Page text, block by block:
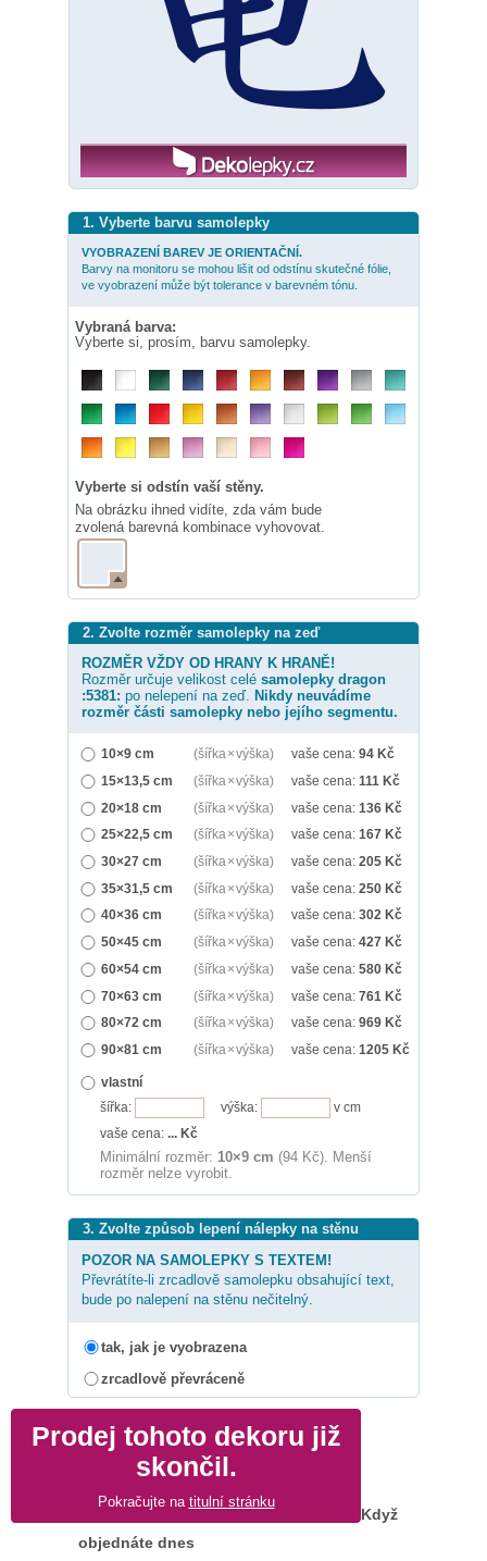
1. Vyberte barvu samolepky
VYOBRAZENÍ BAREV JE ORIENTAČNÍ.
Barvy na monitoru se mohou lišit od odstínu skutečné fólie,
ve vyobrazení může být tolerance v barevném tónu.
Vybraná barva:
Vyberte si, prosím, barvu samolepky.
Vyberte si odstín vaší stěny.
Na obrázku ihned vidíte, zda vám bude
zvolená barevná kombinace vyhovovat.
2. Zvolte rozměr samolepky na zeď
ROZMĚR VŽDY OD HRANY K HRANĚ!
Rozměr určuje velikost celé samolepky dragon
:5381: po nelepení na zeď. Nikdy neuvádíme
rozměr části samolepky nebo jejího segmentu.
10×9 cm (šířka × výška) vaše cena: 94 Kč
15×13,5 cm
(šířka × výška) vaše cena: 111 Kč
20×18 cm
(šířka × výška) vaše cena: 136 Kč
25×22,5 cm
(šířka × výška) vaše cena: 167 Kč
30×27 cm
(šířka × výška) vaše cena: 205 Kč
35×31,5 cm
(šířka × výška) vaše cena: 250 Kč
40×36 cm
(šířka × výška) vaše cena: 302 Kč
50×45 cm
(šířka × výška) vaše cena: 427 Kč
60×54 cm
(šířka × výška) vaše cena: 580 Kč
70×63 cm
(šířka × výška) vaše cena: 761 Kč
80×72 cm
(šířka × výška) vaše cena: 969 Kč
90×81 cm
(šířka × výška) vaše cena: 1205 Kč
vlastní
šířka:
výška:
v cm
vaše cena:
Kč
Minimální rozměr: 10×9 cm (94 Kč). Menší
rozměr nelze vyrobit.
3. Zvolte způsob lepení nálepky na stěnu
POZOR NA SAMOLEPKY S TEXTEM!
Převrátíte-li zrcadlově samolepku obsahující text,
bude po nalepení na stěnu nečitelný.
tak, jak je vyobrazena
zrcadlově převráceně
Prodej tohoto dekoru již
skončil.
Pokračujte na titulní stránku
Když
objednáte dnes